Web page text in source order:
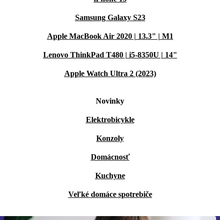
Samsung Galaxy S23
Apple MacBook Air 2020 | 13.3" | M1
Lenovo ThinkPad T480 | i5-8350U | 14"
Apple Watch Ultra 2 (2023)
Novinky
Elektrobicykle
Konzoly
Domácnosť
Kuchyne
Veľké domáce spotrebiče